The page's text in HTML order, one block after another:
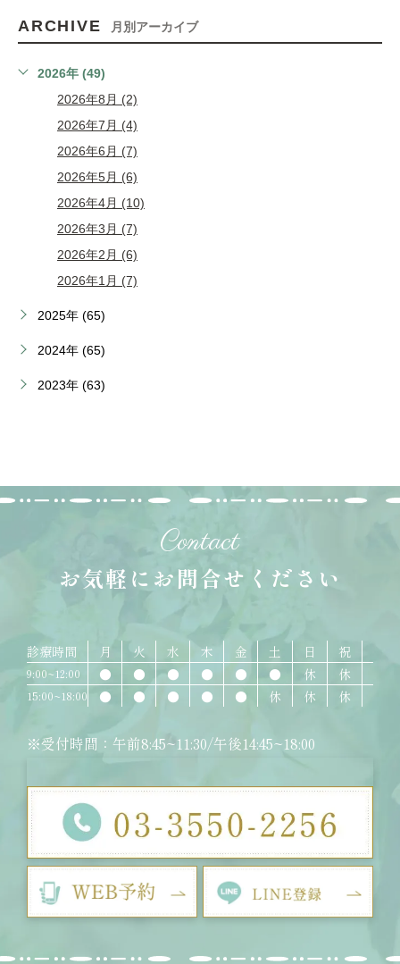
ARCHIVE 月別アーカイブ
2026年 (49)
2026年8月 (2)
2026年7月 (4)
2026年6月 (7)
2026年5月 (6)
2026年4月 (10)
2026年3月 (7)
2026年2月 (6)
2026年1月 (7)
2025年 (65)
2024年 (65)
2023年 (63)
Contact
お気軽にお問合せください
診療時間 月 火 水 木 金 土 日 祝
9:00~12:00 ● ● ● ● ● ● 休 休
15:00~18:00 ● ● ● ● ● 休 休 休
※受付時間：午前8:45~11:30/午後14:45~18:00